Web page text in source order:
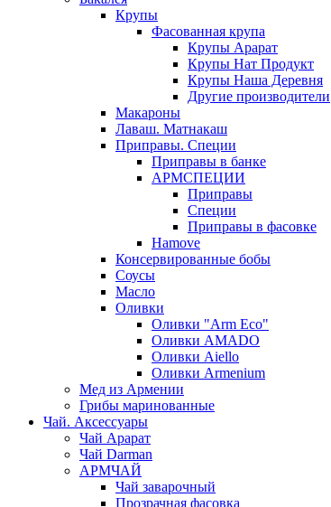
Крупы
Фасованная крупа
Крупы Арарат
Крупы Нат Продукт
Крупы Наша Деревня
Другие производители
Макароны
Лаваш. Матнакаш
Приправы. Специи
Приправы в банке
АРМСПЕЦИИ
Приправы
Специи
Приправы в фасовке
Hamove
Консервированные бобы
Соусы
Масло
Оливки
Оливки "Arm Eco"
Оливки AMADO
Оливки Aiello
Оливки Armenium
Мед из Армении
Грибы маринованные
Чай. Аксессуары
Чай Арарат
Чай Darman
АРМЧАЙ
Чай заварочный
Прозрачная фасовка